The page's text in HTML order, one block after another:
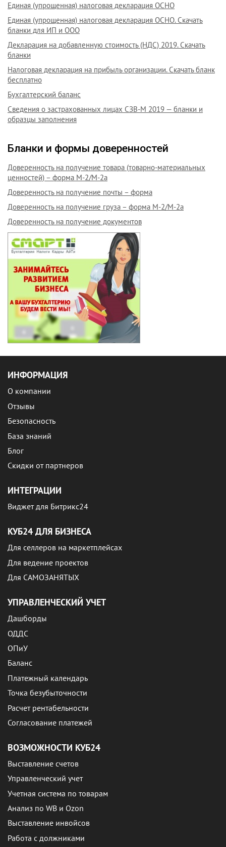
Единая (упрощенная) налоговая декларация ОСНО
Единая (упрощенная) налоговая декларация ОСНО. Скачать
бланки для ИП и ООО
Декларация на добавленную стоимость (НДС) 2019. Скачать
бланки
Налоговая декларация на прибыль организации. Скачать бланк
бесплатно
Бухгалтерский баланс
Сведения о застрахованных лицах СЗВ-М 2019 — бланки и
образцы заполнения
Бланки и формы доверенностей
Доверенность на получение товара (товарно-материальных
ценностей) – форма М-2/М-2а
Доверенность на получение почты – форма
Доверенность на получение груза – форма М-2/М-2а
Доверенность на получение документов
ИНФОРМАЦИЯ
О компании
Отзывы
Безопасность
База знаний
Блог
Скидки от партнеров
ИНТЕГРАЦИИ
Виджет для Битрикс24
КУБ24 ДЛЯ БИЗНЕСА
Для селлеров на маркетплейсах
Для ведение проектов
Для САМОЗАНЯТЫХ
УПРАВЛЕНЧЕСКИЙ УЧЕТ
Дашборды
ОДДС
ОПиУ
Баланс
Платежный календарь
Точка безубыточности
Расчет рентабельности
Согласование платежей
ВОЗМОЖНОСТИ КУБ24
Выставление счетов
Управленческий учет
Учетная система по товарам
Анализ по WB и Ozon
Выставление инвойсов
Работа с должниками